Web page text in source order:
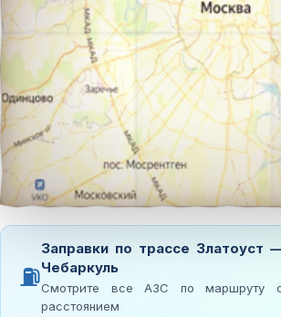
⛽
Заправки по трассе Златоуст
Чебаркуль
Смотрите все АЗС по маршруту
расстоянием